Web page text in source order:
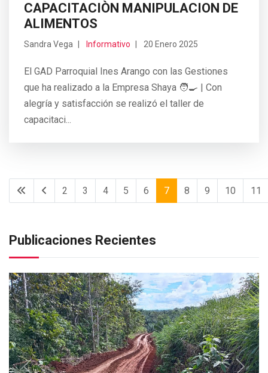
Publicaciones Recientes
CAPACITACIÒN MANIPULACION DE
ALIMENTOS
Sandra Vega Informativo 20 Enero 2025
El GAD Parroquial Ines Arango con las Gestiones
que ha realizado a la Empresa Shaya 🧑‍🍳 | Con
alegría y satisfacción se realizó el taller de
capacitaci...
2 3 4 5 6 7 8 9 10 11